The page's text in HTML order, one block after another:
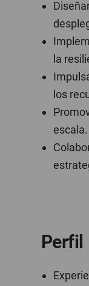
la
los
escala.
Perfil